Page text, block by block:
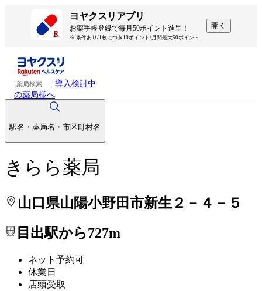
ヨヤクスリアプリ
お薬手帳登録で毎月50ポイント進呈！
※ 条件あり/1枚につき10ポイント/月間最大50ポイント
開く
薬局検索
導入検討中
の薬局様へ
駅名・薬局名・市区町村名
きらら薬局
山口県山陽小野田市新生２－４－５
目出駅から727m
ネット予約可
休業日
店頭受取
処方せんを送って待ち時間を短く！
処方せんを送って待ち時間を短く！